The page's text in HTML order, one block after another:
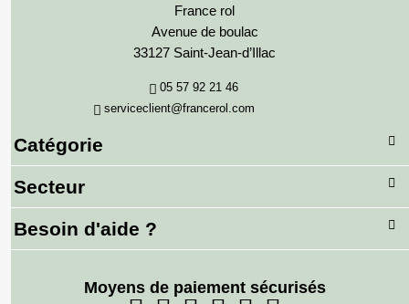
France rol
Avenue de boulac
33127 Saint-Jean-d’Illac
05 57 92 21 46
serviceclient@francerol.com
Catégorie
Secteur
Besoin d'aide ?
Moyens de paiement sécurisés